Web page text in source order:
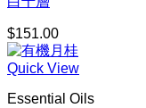
$151.00
Quick View
Essential Oils